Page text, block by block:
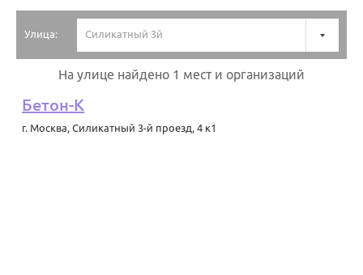
Улица: Силикатный 3й
На улице найдено 1 мест и организаций
Бетон-К
г. Москва, Силикатный 3-й проезд, 4 к1